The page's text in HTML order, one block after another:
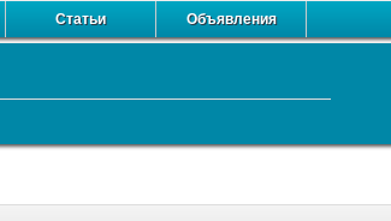
Статьи Объявления